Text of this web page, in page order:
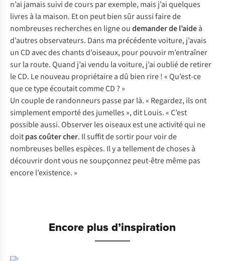
n’ai jamais suivi de cours par exemple, mais j’ai quelques
livres à la maison. Et on peut bien sûr aussi faire de
nombreuses recherches en ligne oudemander de l’aideà
d’autres observateurs. Dans ma précédente voiture, j’avais
un CD avec des chants d’oiseaux, pour pouvoir m’entraîner
sur la route. Quand j’ai vendu la voiture, j’ai oublié de retirer
le CD. Le nouveau propriétaire a dû bien rire ! « Qu’est-ce
que ce type écoutait comme CD ? »
Un couple de randonneurs passe par là. « Regardez, ils ont
simplement emporté des jumelles », dit Louis. « C’est
possible aussi. Observer les oiseaux est une activité qui ne
doitpas coûter cher. Il suffit de sortir pour voir de
nombreuses belles espèces. Il y a tellement de choses à
découvrir dont vous ne soupçonnez peut-être même pas
encore l’existence. »
Encore plus d’inspiration